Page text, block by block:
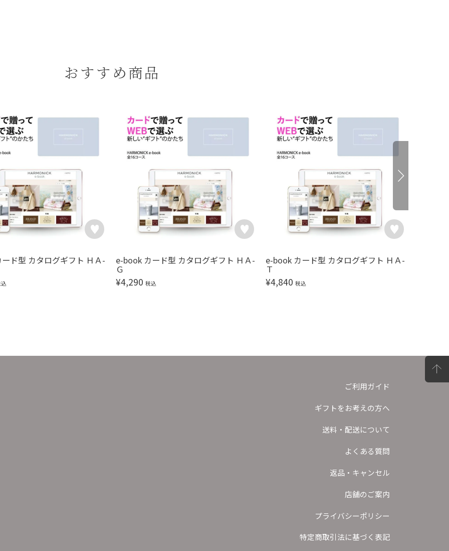
おすすめ商品
ド型 カタログギフト ＨＡ- e-book カード型 カタログギフト ＨＡ-
Ｇ
¥4,290 税込
e-book カード型 カタログギフト ＨＡ-
Ｔ
¥4,840 税込
ご利用ガイド
ギフトをお考えの方へ
送料・配送について
よくある質問
返品・キャンセル
店舗のご案内
プライバシーポリシー
特定商取引法に基づく表記